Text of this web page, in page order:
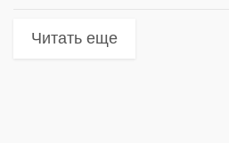
Читать еще